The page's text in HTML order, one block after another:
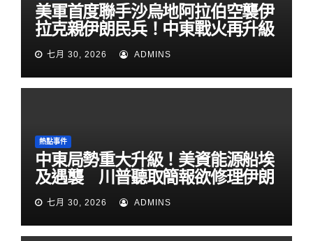
美軍首度聯手沙烏地阿拉伯空襲伊
拉克親伊朗民兵！中東戰火再升級
七月 30, 2026 ADMINS
熱點事件
中東局勢重大升級！美資能源船埃
及遇襲 川普聽取簡報欲修理伊朗
七月 30, 2026 ADMINS